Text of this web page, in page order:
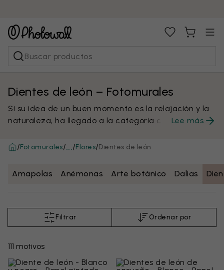
Dientes de león – Fotomurales
Si su idea de un buen momento es la relajación y la
naturaleza, ha llegado a la categoría correcta.
o espacio de ocio es como tumbarse en un campo
disfrutar del tacto de sus pétalos voladores. Difunda
el alegre resplandor de esta flor en su decoración
verano en su vida incluso durante las estaciones más
frías como el otoño o el invierno. Tanto si se trata de
Recree su infancia con los murales de diente de león
Lee más
/Fotomurales/ /Flores/Dientes de león
Amapolas Anémonas Arte botánico Dalias
Filtrar Ordenar por
111 motivos